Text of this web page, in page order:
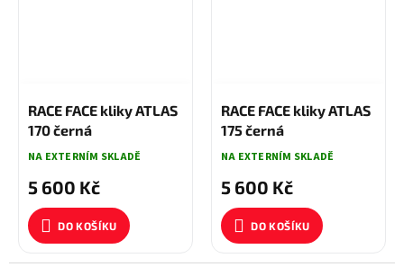
RACE FACE kliky ATLAS
170 černá
NA EXTERNÍM SKLADĚ
5 600 Kč
DO KOŠÍKU
RACE FACE kliky ATLAS
175 černá
NA EXTERNÍM SKLADĚ
5 600 Kč
DO KOŠÍKU